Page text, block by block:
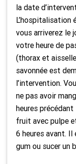
la date
L’hospitalisation
vous arriverez le
votre heure de
(thorax et
savonnée est
l’intervention.
ne pas avoir
heures précédant
fruit avec pulpe
6 heures avant. Il
gum ou sucer un